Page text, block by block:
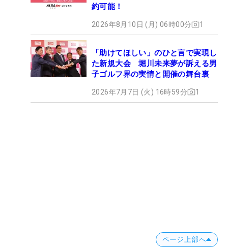
約可能！
2026年8月10日 (月) 06時00分 1
「助けてほしい」のひと言で実現し
た新規大会 堀川未来夢が訴える男
子ゴルフ界の実情と開催の舞台裏
2026年7月7日 (火) 16時59分 1
ページ上部へ